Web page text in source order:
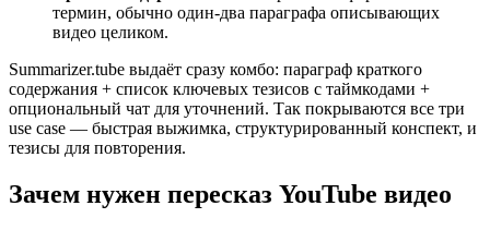
термин, обычно один-два параграфа описывающих
видео целиком.
Summarizer.tube выдаёт сразу комбо: параграф краткого
содержания + список ключевых тезисов с таймкодами +
опциональный чат для уточнений. Так покрываются все три
use case — быстрая выжимка, структурированный конспект, и
тезисы для повторения.
Зачем нужен пересказ YouTube видео